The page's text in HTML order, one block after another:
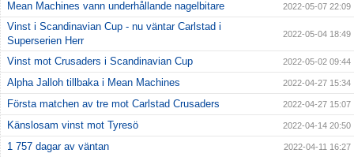
Mean Machines vann underhållande nagelbitare 2022-05-07 22:09
Vinst i Scandinavian Cup - nu väntar Carlstad i
Superserien Herr
2022-05-04 18:49
Vinst mot Crusaders i Scandinavian Cup 2022-05-02 09:44
Alpha Jalloh tillbaka i Mean Machines 2022-04-27 15:34
Första matchen av tre mot Carlstad Crusaders 2022-04-27 15:07
Känslosam vinst mot Tyresö 2022-04-14 20:50
1 757 dagar av väntan 2022-04-11 16:27